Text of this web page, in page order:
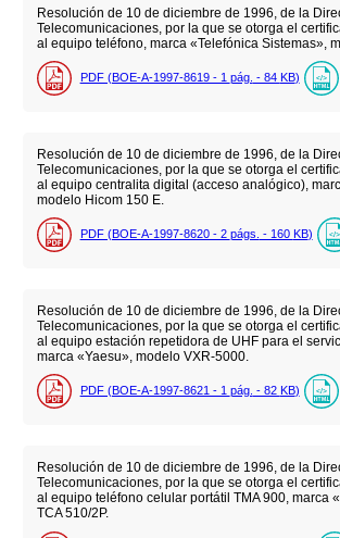
Resolución de 10 de diciembre de 1996, de la
Telecomunicaciones, por la que se otorga el
al equipo teléfono, marca «Telefónica Sistemas»,
PDF (BOE-A-1997-8619 - 1 pág. - 84 KB)
Resolución de 10 de diciembre de 1996, de la
Telecomunicaciones, por la que se otorga el
al equipo centralita digital (acceso analógico),
modelo Hicom 150 E.
PDF (BOE-A-1997-8620 - 2 págs. - 160 KB)
Resolución de 10 de diciembre de 1996, de la
Telecomunicaciones, por la que se otorga el
al equipo estación repetidora de UHF para el
marca «Yaesu», modelo VXR-5000.
PDF (BOE-A-1997-8621 - 1 pág. - 82 KB)
Resolución de 10 de diciembre de 1996, de la
Telecomunicaciones, por la que se otorga el
al equipo teléfono celular portátil TMA 900, marca
TCA 510/2P.